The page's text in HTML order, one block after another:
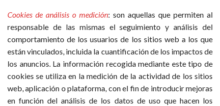
Cookies de análisis o medición: son aquellas que permiten al
responsable de las mismas el seguimiento y análisis del
comportamiento de los usuarios de los sitios web a los que
están vinculados, incluida la cuantificación de los impactos de
los anuncios. La información recogida mediante este tipo de
cookies se utiliza en la medición de la actividad de los sitios
web, aplicación o plataforma, con el fin de introducir mejoras
en función del análisis de los datos de uso que hacen los